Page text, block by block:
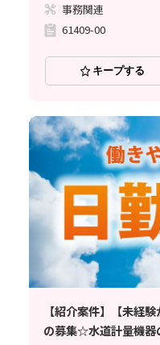
事務関連
61409-00
キープする
【紹介案件】【未経
の募集☆水道計量機